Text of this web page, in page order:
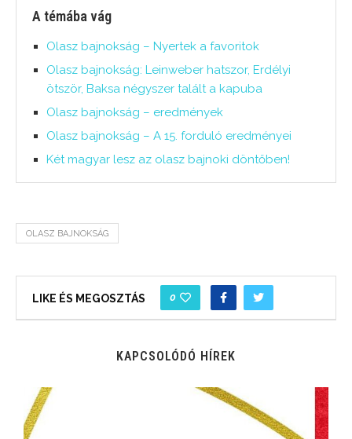
A témába vág
Olasz bajnokság – Nyertek a favoritok
Olasz bajnokság: Leinweber hatszor, Erdélyi
ötször, Baksa négyszer talált a kapuba
Olasz bajnokság – eredmények
Olasz bajnokság – A 15. forduló eredményei
Két magyar lesz az olasz bajnoki döntőben!
OLASZ BAJNOKSÁG
LIKE ÉS MEGOSZTÁS 0
KAPCSOLÓDÓ HÍREK